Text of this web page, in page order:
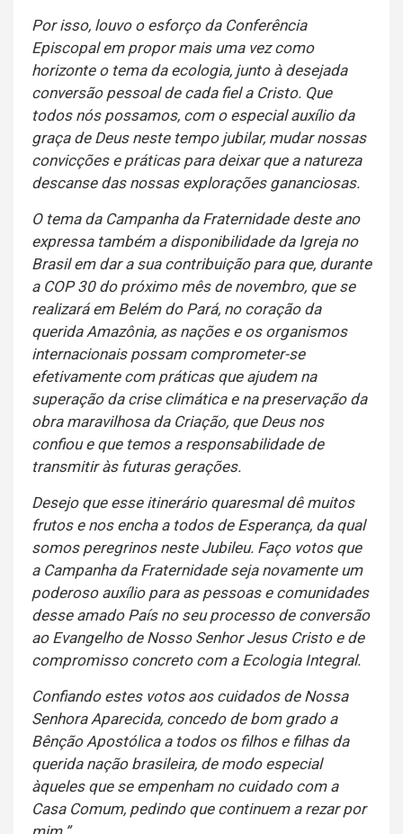
Por isso, louvo o esforço da Conferência
Episcopal em propor mais uma vez como
horizonte o tema da ecologia, junto à desejada
conversão pessoal de cada fiel a Cristo. Que
todos nós possamos, com o especial auxílio da
graça de Deus neste tempo jubilar, mudar nossas
convicções e práticas para deixar que a natureza
descanse das nossas explorações gananciosas.
O tema da Campanha da Fraternidade deste ano
expressa também a disponibilidade da Igreja no
Brasil em dar a sua contribuição para que, durante
a COP 30 do próximo mês de novembro, que se
realizará em Belém do Pará, no coração da
querida Amazônia, as nações e os organismos
internacionais possam comprometer-se
efetivamente com práticas que ajudem na
superação da crise climática e na preservação da
obra maravilhosa da Criação, que Deus nos
confiou e que temos a responsabilidade de
transmitir às futuras gerações.
Desejo que esse itinerário quaresmal dê muitos
frutos e nos encha a todos de Esperança, da qual
somos peregrinos neste Jubileu. Faço votos que
a Campanha da Fraternidade seja novamente um
poderoso auxílio para as pessoas e comunidades
desse amado País no seu processo de conversão
ao Evangelho de Nosso Senhor Jesus Cristo e de
compromisso concreto com a Ecologia Integral.
Confiando estes votos aos cuidados de Nossa
Senhora Aparecida, concedo de bom grado a
Bênção Apostólica a todos os filhos e filhas da
querida nação brasileira, de modo especial
àqueles que se empenham no cuidado com a
Casa Comum, pedindo que continuem a rezar por